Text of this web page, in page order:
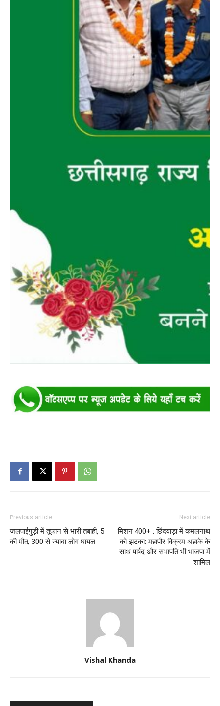
Previous article
जलपाईगुड़ी में तूफान से भारी तबाही, 5
की मौत, 300 से ज्यादा लोग घायल
Next article
मिशन 400+ : छिंदवाड़ा में कमलनाथ
को झटका: महापौर विक्रम अहाके के
साथ पार्षद और सभापति भी भाजपा में
शामिल
Vishal Khanda